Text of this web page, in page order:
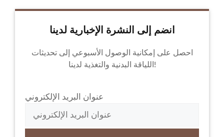
انضم إلى النشرة الإخبارية لدينا
احصل على إمكانية الوصول الأسبوعي إلى تحديثات
اللياقة البدنية والتغذية لدينا!
عنوان البريد الإلكتروني